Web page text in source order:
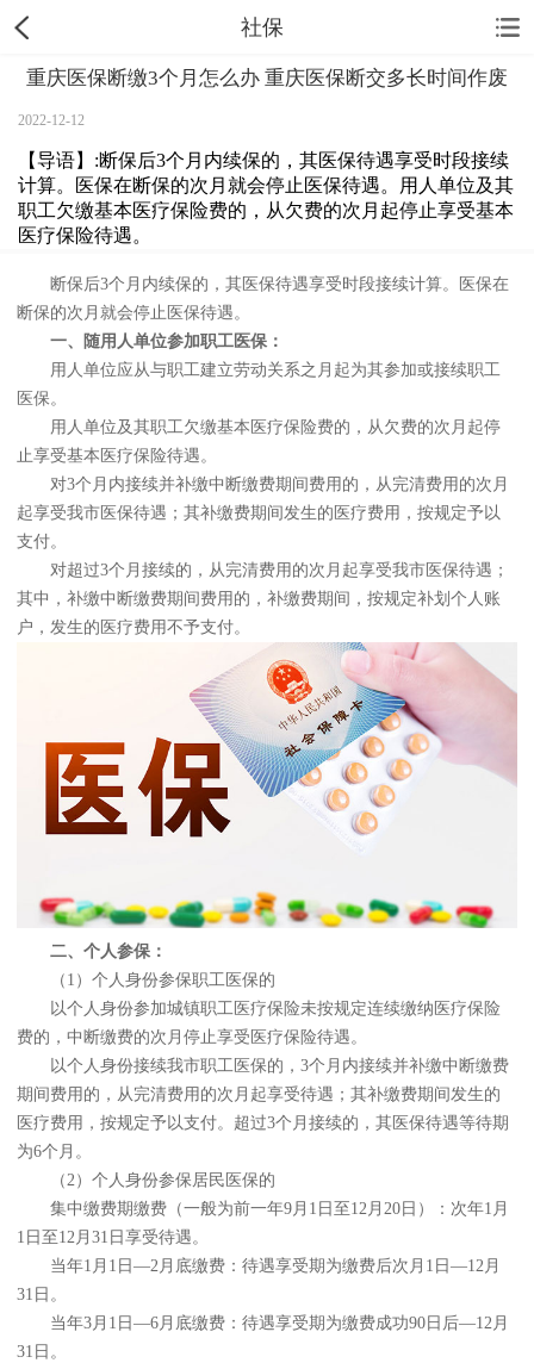
社保
重庆医保断缴3个月怎么办 重庆医保断交多长时间作废
2022-12-12
【导语】:断保后3个月内续保的，其医保待遇享受时段接续
计算。医保在断保的次月就会停止医保待遇。用人单位及其
职工欠缴基本医疗保险费的，从欠费的次月起停止享受基本
医疗保险待遇。
断保后3个月内续保的，其医保待遇享受时段接续计算。医保在
断保的次月就会停止医保待遇。
一、随用人单位参加职工医保：
用人单位应从与职工建立劳动关系之月起为其参加或接续职工
医保。
用人单位及其职工欠缴基本医疗保险费的，从欠费的次月起停
止享受基本医疗保险待遇。
对3个月内接续并补缴中断缴费期间费用的，从完清费用的次月
起享受我市医保待遇；其补缴费期间发生的医疗费用，按规定予以
支付。
对超过3个月接续的，从完清费用的次月起享受我市医保待遇；
其中，补缴中断缴费期间费用的，补缴费期间，按规定补划个人账
户，发生的医疗费用不予支付。
二、个人参保：
（1）个人身份参保职工医保的
以个人身份参加城镇职工医疗保险未按规定连续缴纳医疗保险
费的，中断缴费的次月停止享受医疗保险待遇。
以个人身份接续我市职工医保的，3个月内接续并补缴中断缴费
期间费用的，从完清费用的次月起享受待遇；其补缴费期间发生的
医疗费用，按规定予以支付。超过3个月接续的，其医保待遇等待期
为6个月。
（2）个人身份参保居民医保的
集中缴费期缴费（一般为前一年9月1日至12月20日）：次年1月
1日至12月31日享受待遇。
当年1月1日—2月底缴费：待遇享受期为缴费后次月1日—12月
31日。
当年3月1日—6月底缴费：待遇享受期为缴费成功90日后—12月
31日。